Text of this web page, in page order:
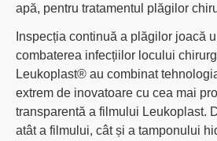
apă, pentru tratamentul plăgilor
Inspecția continuă a plăgilor joacă
combaterea infecțiilor locului
Leukoplast® au combinat
extrem de inovatoare cu cea mai
transparentă a filmului Leukoplast.
atât a filmului, cât și a tamponului